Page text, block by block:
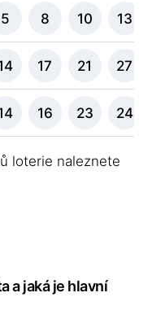
5 8 10 13
17 21 27
16 23 24
loterie naleznete
a jaká je hlavní